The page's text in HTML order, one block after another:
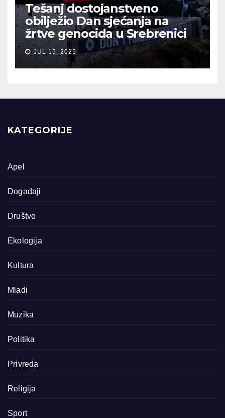
Tešanj dostojanstveno
obilježio Dan sjećanja na
žrtve genocida u Srebrenici
JUL 15, 2025
KATEGORIJE
Apel
Događaji
Društvo
Ekologija
Kultura
Mladi
Muzika
Politika
Privreda
Religija
Sport